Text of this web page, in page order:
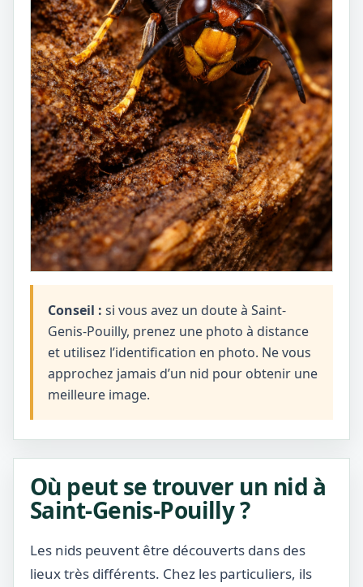
Conseil : si vous avez un doute à Saint-
Genis-Pouilly, prenez une photo à distance
et utilisez l’identification en photo. Ne vous
approchez jamais d’un nid pour obtenir une
meilleure image.
Où peut se trouver un nid à
Saint-Genis-Pouilly ?
Les nids peuvent être découverts dans des
lieux très différents. Chez les particuliers, ils